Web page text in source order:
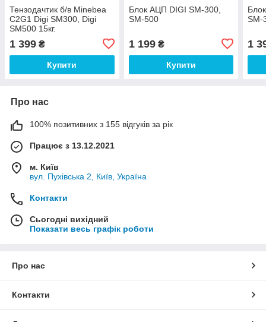
Тензодачтик б/в Minebea
C2G1 Digi SM300, Digi
SM500 15кг.
1 399 ₴
Купити
Блок АЦП DIGI SM-300,
SM-500
1 199₴
Купити
SM-
1
Про нас
100% позитивних з 155 відгуків за рік
Працює з 13.12.2021
м. Київ
вул. Пухівська 2, Київ, Україна
Контакти
Сьогодні вихідний
Показати весь графік роботи
Про нас
Контакти